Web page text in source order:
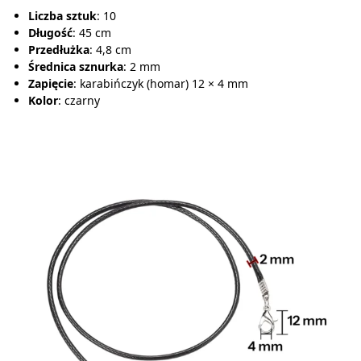
Liczba sztuk: 10
Długość: 45 cm
Przedłużka: 4,8 cm
Średnica sznurka: 2 mm
Zapięcie: karabińczyk (homar) 12 × 4 mm
Kolor: czarny